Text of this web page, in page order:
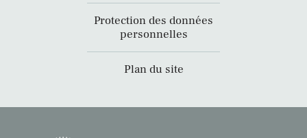
Protection des données
personnelles
Plan du site